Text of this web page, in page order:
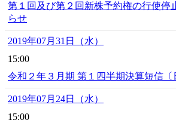
第１回及び第２回新株予約権の行使停
らせ
2019年07月31日（水）
15:00
令和２年３月期 第１四半期決算短信〔
2019年07月24日（水）
15:00